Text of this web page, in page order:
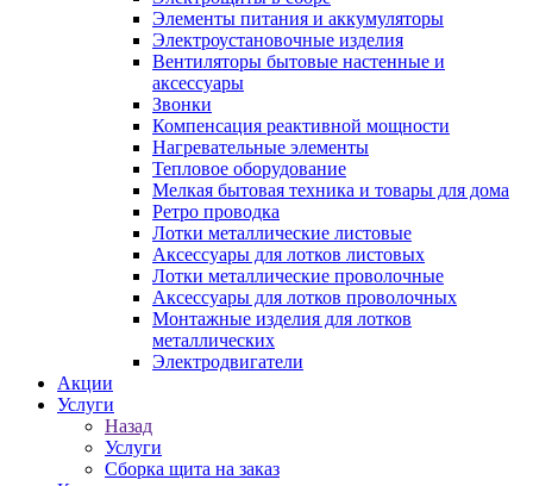
Элементы питания и аккумуляторы
Электроустановочные изделия
Вентиляторы бытовые настенные и
аксессуары
Звонки
Компенсация реактивной мощности
Нагревательные элементы
Тепловое оборудование
Мелкая бытовая техника и товары для дома
Ретро проводка
Лотки металлические листовые
Аксессуары для лотков листовых
Лотки металлические проволочные
Аксессуары для лотков проволочных
Монтажные изделия для лотков
металлических
Электродвигатели
Акции
Услуги
Назад
Услуги
Сборка щита на заказ